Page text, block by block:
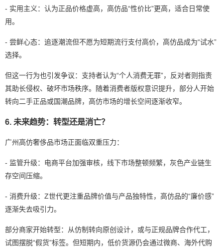
- 实用主义：认为正品价格虚高，高仿品“性价比”更高，适合日常使
用。
- 尝鲜心态：追逐潮流但不愿为短期流行支付高价，高仿品成为“试水”
选择。
但这一行为也引发争议：支持者认为“个人消费无罪”，反对者则指责
其助长侵权、破坏市场秩序。随着消费者版权意识提升，部分人开始
转向二手正品或国潮品牌，高仿市场的增长空间逐渐收窄。
6. 未来趋势：转型还是消亡？
广州高仿奢侈品市场正面临双重压力：
- 监管升级：电商平台加强审核，线下市场整顿频繁，灰色产业链生
存空间压缩。
- 消费升级：Z世代更注重品牌价值与产品独特性，高仿品的“廉价感”
逐渐失去吸引力。
部分商家开始转型：从仿制转向原创设计，或与正规品牌合作代工，
试图摆脱“假货”标签。但短期内，低价货源仍会通过微商、海外代购